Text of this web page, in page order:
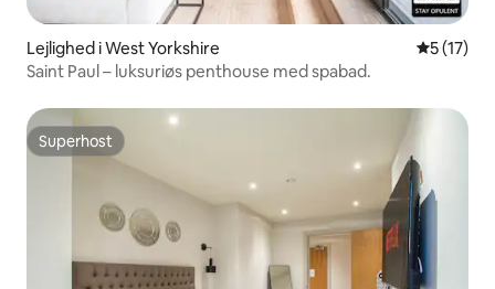
Lejlighed i West Yorkshire 5 ud af 5
5 (17)
Saint Paul – luksuriøs penthouse med spabad.
Superhost
Superhost